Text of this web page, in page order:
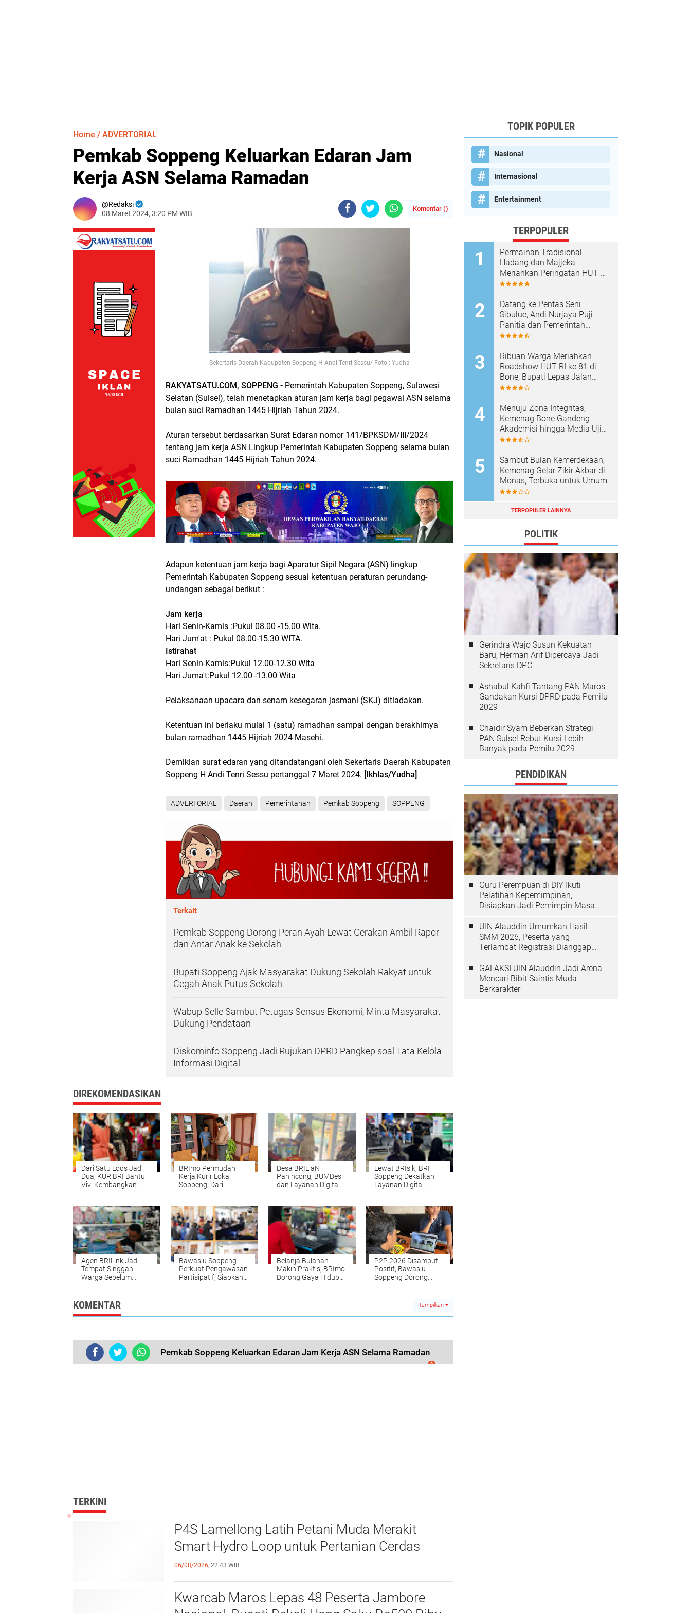
Home / ADVERTORIAL
Pemkab Soppeng Keluarkan Edaran Jam
Kerja ASN Selama Ramadan
Redaksi
08 Maret 2024, 3:20 PM WIB
Komentar ()
Sekertaris Daerah Kabupaten Soppeng H Andi Tenri Sessu/ Foto : Yudha
RAKYATSATU.COM, SOPPENG - Pemerintah Kabupaten Soppeng, Sulawesi
Selatan (Sulsel), telah menetapkan aturan jam kerja bagi pegawai ASN selama
bulan suci Ramadhan 1445 Hijriah Tahun 2024.
Aturan tersebut berdasarkan Surat Edaran nomor 141/BPKSDM/III/2024
tentang jam kerja ASN Lingkup Pemerintah Kabupaten Soppeng selama bulan
suci Ramadhan 1445 Hijriah Tahun 2024.
Adapun ketentuan jam kerja bagi Aparatur Sipil Negara (ASN) lingkup
Pemerintah Kabupaten Soppeng sesuai ketentuan peraturan perundang-
undangan sebagai berikut :
Jam kerja
Hari Senin-Kamis :Pukul 08.00 -15.00 Wita.
Hari Jum'at : Pukul 08.00-15.30 WITA.
Istirahat
Hari Senin-Kamis:Pukul 12.00-12.30 Wita
Hari Juma't:Pukul 12.00 -13.00 Wita
Pelaksanaan upacara dan senam kesegaran jasmani (SKJ) ditiadakan.
Ketentuan ini berlaku mulai 1 (satu) ramadhan sampai dengan berakhirnya
bulan ramadhan 1445 Hijriah 2024 Masehi.
Demikian surat edaran yang ditandatangani oleh Sekertaris Daerah Kabupaten
Soppeng H Andi Tenri Sessu pertanggal 7 Maret 2024. [Ikhlas/Yudha]
ADVERTORIAL Daerah Pemerintahan Pemkab Soppeng SOPPENG
Terkait
Pemkab Soppeng Dorong Peran Ayah Lewat Gerakan Ambil Rapor
dan Antar Anak ke Sekolah
Bupati Soppeng Ajak Masyarakat Dukung Sekolah Rakyat untuk
Cegah Anak Putus Sekolah
Wabup Selle Sambut Petugas Sensus Ekonomi, Minta Masyarakat
Dukung Pendataan
Diskominfo Soppeng Jadi Rujukan DPRD Pangkep soal Tata Kelola
Informasi Digital
DIREKOMENDASIKAN
Dari Satu Lods Jadi
Dua, KUR BRI Bantu
Vivi Kembangkan
BRImo Permudah
Kerja Kurir Lokal
Soppeng, Dari
Desa BRILiaN
Panincong, BUMDes
dan Layanan Digital
Ekonomi Desa
Lewat BRIsik, BRI
Soppeng Dekatkan
Layanan Digital
Agen BRILink Jadi
Tempat Singgah
Warga Sebelum
Bawaslu Soppeng
Perkuat Pengawasan
Partisipatif, Siapkan
Belanja Bulanan
Makin Praktis, BRImo
Dorong Gaya Hidup
P2P 2026 Disambut
Positif, Bawaslu
Soppeng Dorong
KOMENTAR Tampilkan
Pemkab Soppeng Keluarkan Edaran Jam Kerja ASN Selama Ramadan
0
TERKINI
P4S Lamellong Latih Petani Muda Merakit
Smart Hydro Loop untuk Pertanian Cerdas
06/08/2026, 22:43 WIB
Kwarcab Maros Lepas 48 Peserta Jambore
TOPIK POPULER
Nasional
Internasional
Entertainment
TERPOPULER
Permainan Tradisional
Hadang dan Majjeka
Meriahkan Peringatan HUT RI
di Sibulue
Datang ke Pentas Seni
Sibulue, Andi Nurjaya Puji
Panitia dan Pemerintah
Kecamatan
Ribuan Warga Meriahkan
Roadshow HUT RI ke 81 di
Bone, Bupati Lepas Jalan
Santai
Menuju Zona Integritas,
Kemenag Bone Gandeng
Akademisi hingga Media Uji
Standar Pelayanan
Sambut Bulan Kemerdekaan,
Kemenag Gelar Zikir Akbar di
Monas, Terbuka untuk Umum
TERPOPULER LAINNYA
POLITIK
Gerindra Wajo Susun Kekuatan
Baru, Herman Arif Dipercaya Jadi
Sekretaris DPC
Ashabul Kahfi Tantang PAN Maros
Gandakan Kursi DPRD pada Pemilu
2029
Chaidir Syam Beberkan Strategi
PAN Sulsel Rebut Kursi Lebih
Banyak pada Pemilu 2029
PENDIDIKAN
Guru Perempuan di DIY Ikuti
Pelatihan Kepemimpinan,
Disiapkan Jadi Pemimpin Masa
UIN Alauddin Umumkan Hasil
SMM 2026, Peserta yang
Terlambat Registrasi Dianggap
GALAKSI UIN Alauddin Jadi Arena
Mencari Bibit Saintis Muda
Berkarakter